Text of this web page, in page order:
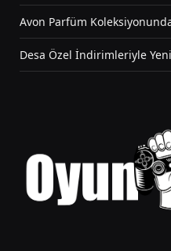
Avon Parfüm
Desa Özel İndirimleriyle Yeni